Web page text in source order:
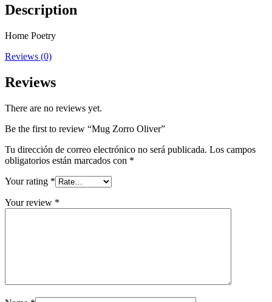
Description
Home Poetry
Reviews (0)
Reviews
There are no reviews yet.
Be the first to review “Mug Zorro Oliver”
Tu dirección de correo electrónico no será publicada. Los campos
obligatorios están marcados con *
Your rating *
Your review *